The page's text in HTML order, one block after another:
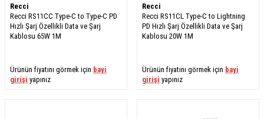
Recci
Recci RS11CC Type-C to Type-C PD
Hızlı Şarj Özellikli Data ve Şarj
Kablosu 65W 1M
Ürünün fiyatını görmek için bayi
girişi yapınız
Recci
Recci RS11CL Type-C to Lightning
PD Hızlı Şarj Özellikli Data ve Şarj
Kablosu 20W 1M
Ürünün fiyatını görmek için bayi
girişi yapınız